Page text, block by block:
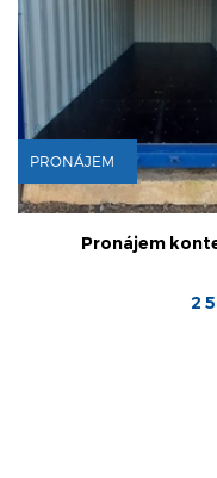
kontejneru 14 m2 pro